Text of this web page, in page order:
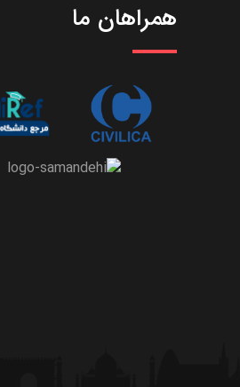
همراهان ما